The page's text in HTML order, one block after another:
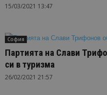
15/03/2021 13:47
София
Партията на Слави
си в туризма
26/02/2021 21:57